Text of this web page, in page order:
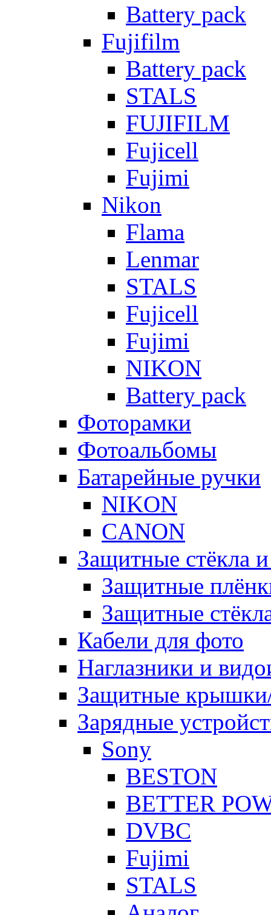
Battery pack
Fujifilm
Battery pack
STALS
FUJIFILM
Fujicell
Fujimi
Nikon
Flama
Lenmar
STALS
Fujicell
Fujimi
NIKON
Battery pack
Фоторамки
Фотоальбомы
Батарейные ручки
NIKON
CANON
Защитные стёкла
Защитные
Защитные
Кабели для фото
Наглазники и
Защитные
Зарядные
Sony
BESTON
BETTER
DVBC
Fujimi
STALS